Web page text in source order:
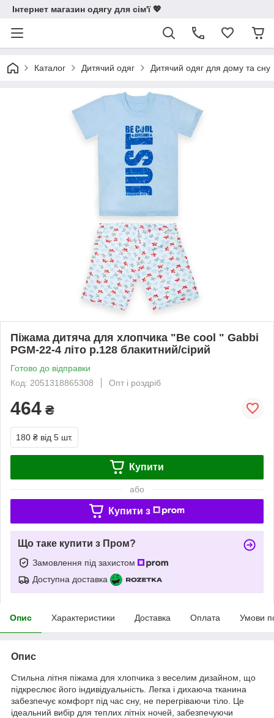
Інтернет магазин одягу для сім'ї 💖
Каталог Дитячий одяг Дитячий одяг для дому та сну
Піжама дитяча для хлопчика "Be cool " Gabbi
PGM-22-4 літо р.128 блакитний/сірий
Готово до відправки
Код: 2051318865308
Опт і роздріб
464 ₴
180 ₴ від 5 шт.
Купити
або
Купити з
Що таке купити з Пром?
Замовлення під захистом
Доступна доставка
Опис Характеристики Доставка Оплата Умови
Опис
Стильна літня піжама для хлопчика з веселим дизайном, що
підкреслює його індивідуальність. Легка і дихаюча тканина
забезпечує комфорт під час сну, не перегріваючи тіло. Це
ідеальний вибір для теплих літніх ночей, забезпечуючи